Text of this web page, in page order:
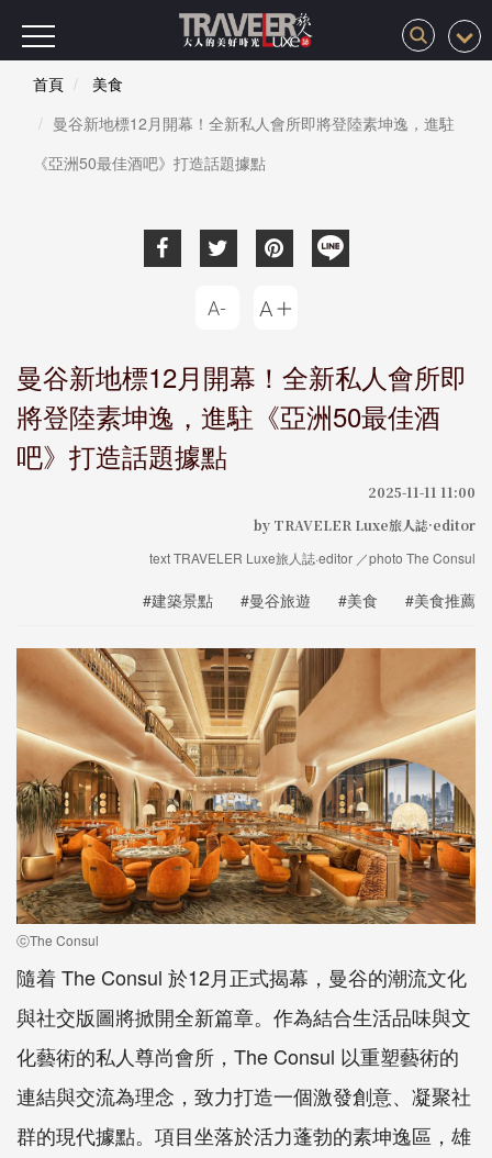
首頁
美食
曼谷新地標12月開幕！全新私人會所即將登陸素坤逸，進駐
《亞洲50最佳酒吧》打造話題據點
曼谷新地標12月開幕！全新私人會所即
將登陸素坤逸，進駐《亞洲50最佳酒
吧》打造話題據點
2025-11-11 11:00
by TRAVELER Luxe旅人誌·editor
text TRAVELER Luxe旅人誌·editor ／photo The Consul
#建築景點 #曼谷旅遊 #美食 #美食推薦
ⓒThe Consul
隨着 The Consul 於12月正式揭幕，曼谷的潮流文化
與社交版圖將掀開全新篇章。作為結合生活品味與文
化藝術的私人尊尚會所，The Consul 以重塑藝術的
連結與交流為理念，致力打造一個激發創意、凝聚社
群的現代據點。項目坐落於活力蓬勃的素坤逸區，雄